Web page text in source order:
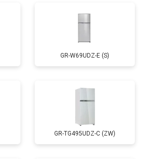
GR-W69UDZ-E (S)
GR-TG495UDZ-C (ZW)